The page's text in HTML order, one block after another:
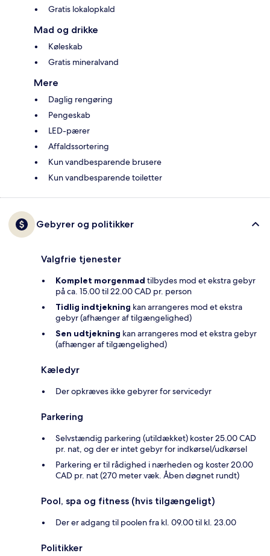
Gratis lokalopkald
Mad og drikke
Køleskab
Gratis mineralvand
Mere
Daglig rengøring
Pengeskab
LED-pærer
Affaldssortering
Kun vandbesparende brusere
Kun vandbesparende toiletter
Gebyrer og politikker
Valgfrie tjenester
Komplet morgenmad tilbydes mod et ekstra gebyr
på ca. 15.00 til 22.00 CAD pr. person
Tidlig indtjekning kan arrangeres mod et ekstra
gebyr (afhænger af tilgængelighed)
Sen udtjekning kan arrangeres mod et ekstra gebyr
(afhænger af tilgængelighed)
Kæledyr
Der opkræves ikke gebyrer for servicedyr
Parkering
Selvstændig parkering (utildækket) koster 25.00 CAD
pr. nat, og der er intet gebyr for indkørsel/udkørsel
Parkering er til rådighed i nærheden og koster 20.00
CAD pr. nat (270 meter væk. Åben døgnet rundt)
Pool, spa og fitness (hvis tilgængeligt)
Der er adgang til poolen fra kl. 09.00 til kl. 23.00
Politikker